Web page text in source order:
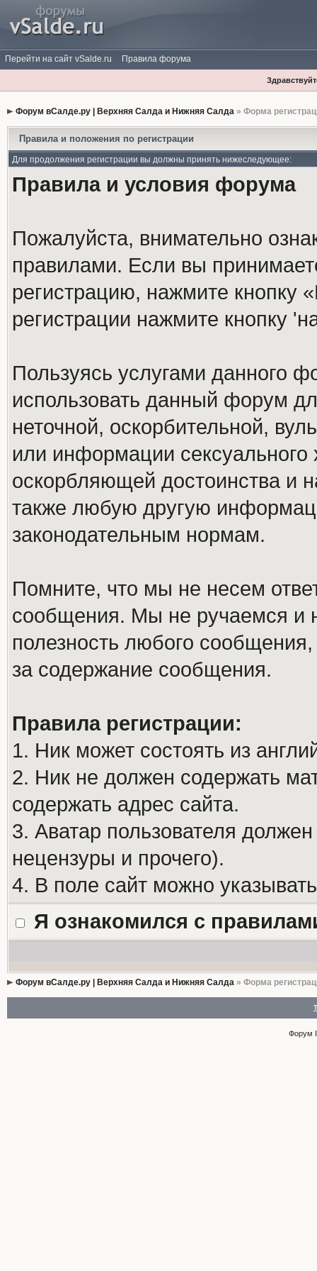
Перейти на сайт vSalde.ru Правила форума
Форум вСалде.ру | Верхняя Салда и Нижняя Салда» Форма
Правила и положения по регистрации
Для продолжения регистрации вы должны принять нижеследующее:
Правила и условия форума
Пожалуйста, внимательно
правилами. Если вы
регистрацию, нажмите кнопку
регистрации нажмите кнопку
Пользуясь услугами данного
использовать данный форум
неточной, оскорбительной,
или информации
оскорбляющей достоинства и
также любую другую
законодательным нормам.
Помните, что мы не несем
сообщения. Мы не ручаемся и
полезность любого
за содержание сообщения.
Правила регистрации:
1. Ник может состоять из
2. Ник не должен содержать
содержать адрес сайта.
3. Аватар пользователя
нецензуры и прочего).
4. В поле сайт можно
Я ознакомился с
Форум вСалде.ру | Верхняя Салда и Нижняя Салда» Форма
Форум